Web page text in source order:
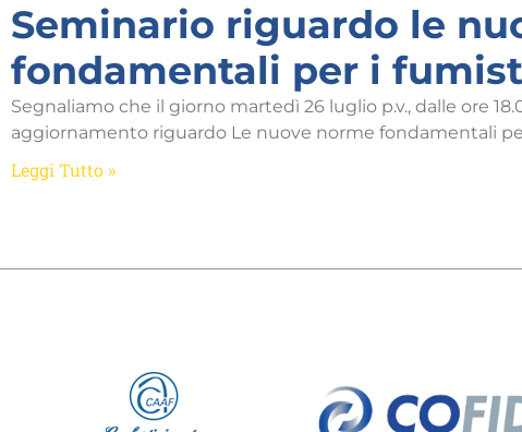
Seminario riguardo le
fondamentali per i
Segnaliamo che il giorno martedì 26 luglio p.v., dalle ore
aggiornamento riguardo Le nuove norme fondamentali
Leggi Tutto »